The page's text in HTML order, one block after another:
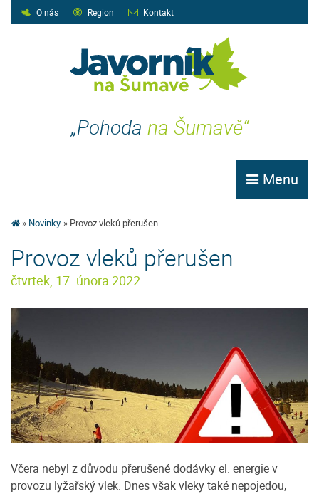
O nás Region Kontakt
„Pohoda na Šumavě“
Menu
Novinky Provoz vleků přerušen
Provoz vleků přerušen
čtvrtek, 17. února 2022
Včera nebyl z důvodu přerušené dodávky el. energie v
provozu lyžařský vlek. Dnes však vleky také nepojedou,